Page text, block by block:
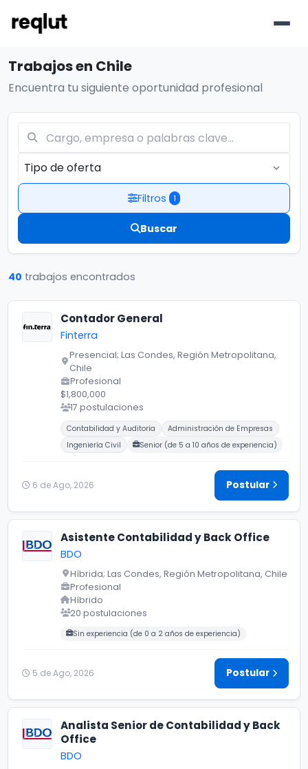
Trabajos en Chile
Encuentra tu siguiente oportunidad profesional
Filtros 1
Buscar
40 trabajos encontrados
Contador General
Finterra
Presencial; Las Condes, Región Metropolitana,
Chile
Profesional
$1,800,000
17 postulaciones
Carreras buscadas:
Contabilidad y Auditoría
Administración de Empresas
Ingeniería Civil
Senior (de 5 a 10 años de experiencia)
6 de Ago, 2026 Postular
Asistente Contabilidad y Back Office
BDO
Híbrida; Las Condes, Región Metropolitana, Chile
Profesional
Híbrido
20 postulaciones
Carreras buscadas:
Sin experiencia (de 0 a 2 años de experiencia)
5 de Ago, 2026 Postular
Analista Senior de Contabilidad y Back
Office
BDO